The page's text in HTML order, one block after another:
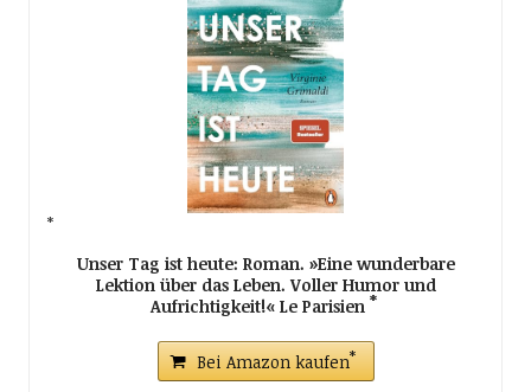
Unser Tag ist heute: Roman. »Eine wunderbare
Lektion über das Leben. Voller Humor und
Aufrichtigkeit!« Le Parisien
Bei Amazon kaufen